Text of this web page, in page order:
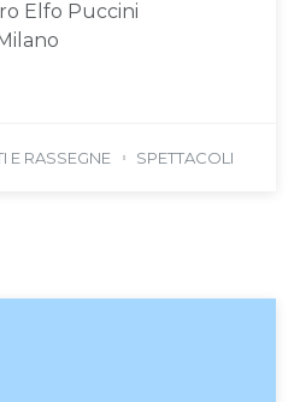
Elfo Puccini
E RASSEGNE SPETTACOLI